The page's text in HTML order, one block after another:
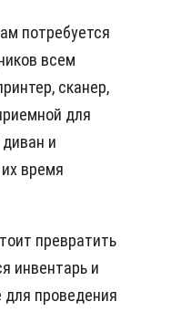
потребуется
всем
сканер,
для
и
время
превратить
инвентарь и
для проведения